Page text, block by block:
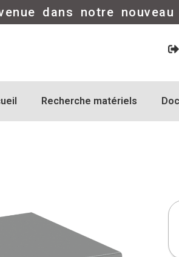
dans notre
Recherche matériels